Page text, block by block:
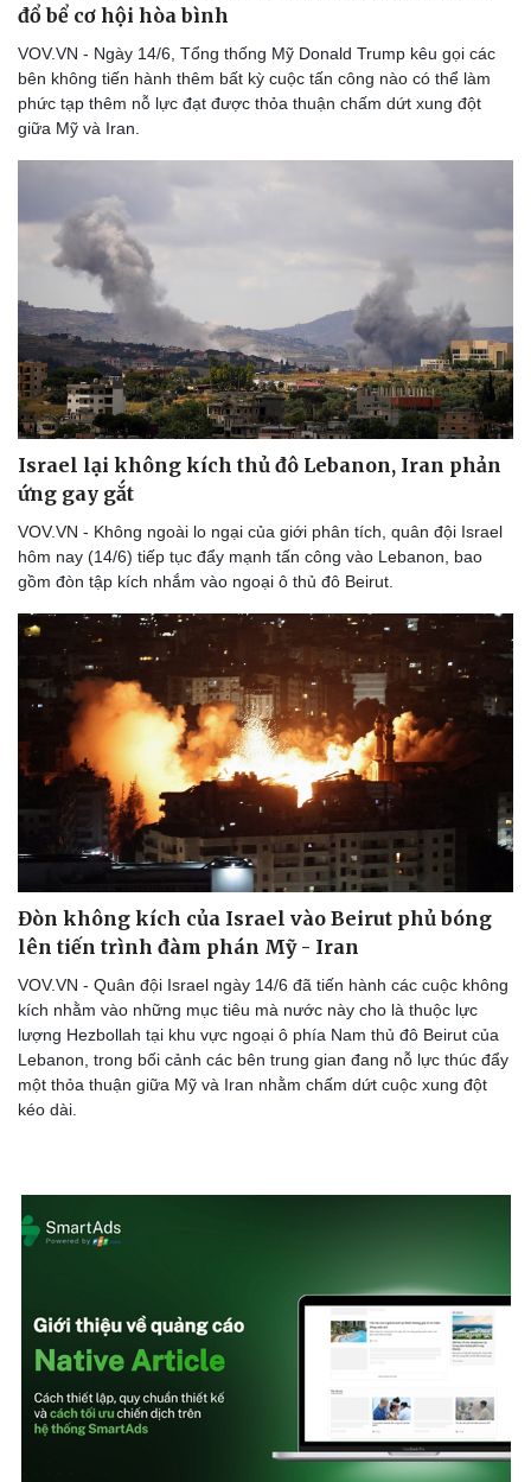
eSports
đổ bể cơ hội hòa bình
VOV.VN - Ngày 14/6, Tổng thống Mỹ Donald Trump kêu gọi các
bên không tiến hành thêm bất kỳ cuộc tấn công nào có thể làm
phức tạp thêm nỗ lực đạt được thỏa thuận chấm dứt xung đột
giữa Mỹ và Iran.
Israel lại không kích thủ đô Lebanon, Iran phản
ứng gay gắt
VOV.VN - Không ngoài lo ngại của giới phân tích, quân đội Israel
hôm nay (14/6) tiếp tục đẩy mạnh tấn công vào Lebanon, bao
gồm đòn tập kích nhắm vào ngoại ô thủ đô Beirut.
Đòn không kích của Israel vào Beirut phủ bóng
lên tiến trình đàm phán Mỹ - Iran
VOV.VN - Quân đội Israel ngày 14/6 đã tiến hành các cuộc không
kích nhằm vào những mục tiêu mà nước này cho là thuộc lực
lượng Hezbollah tại khu vực ngoại ô phía Nam thủ đô Beirut của
Lebanon, trong bối cảnh các bên trung gian đang nỗ lực thúc đẩy
một thỏa thuận giữa Mỹ và Iran nhằm chấm dứt cuộc xung đột
kéo dài.